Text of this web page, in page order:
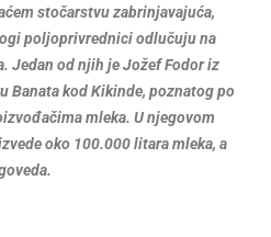
stočarstvu zabrinjavajuća,
poljoprivrednici odlučuju na
Jedan od njih je Jožef Fodor iz
Banata kod Kikinde, poznatog po
mleka. U njegovom
oko 100.000 litara mleka, a